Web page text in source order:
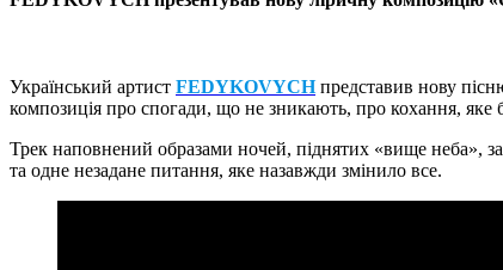
Український артист FEDYKOVYCHпредставив нову
композиція про спогади, що не зникають, про кохання, яке
Трек наповнений образами ночей, піднятих «вище неба»,
та одне незадане питання, яке назавжди змінило все.